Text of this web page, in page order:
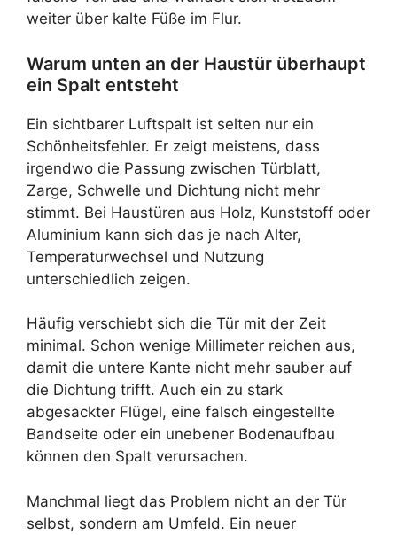
weiter über kalte Füße im Flur.
Warum unten an der Haustür überhaupt
ein Spalt entsteht
Ein sichtbarer Luftspalt ist selten nur ein
Schönheitsfehler. Er zeigt meistens, dass
irgendwo die Passung zwischen Türblatt,
Zarge, Schwelle und Dichtung nicht mehr
stimmt. Bei Haustüren aus Holz, Kunststoff oder
Aluminium kann sich das je nach Alter,
Temperaturwechsel und Nutzung
unterschiedlich zeigen.
Häufig verschiebt sich die Tür mit der Zeit
minimal. Schon wenige Millimeter reichen aus,
damit die untere Kante nicht mehr sauber auf
die Dichtung trifft. Auch ein zu stark
abgesackter Flügel, eine falsch eingestellte
Bandseite oder ein unebener Bodenaufbau
können den Spalt verursachen.
Manchmal liegt das Problem nicht an der Tür
selbst, sondern am Umfeld. Ein neuer